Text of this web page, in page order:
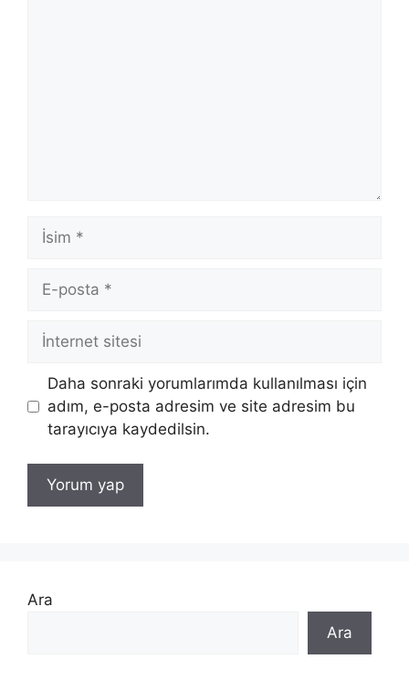
İsim
posta
İnternet
sitesi
Daha sonraki yorumlarımda kullanılması için
adım, e-posta adresim ve site adresim bu
tarayıcıya kaydedilsin.
Ara
Ara